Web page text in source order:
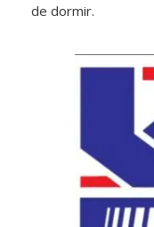
de dormir.